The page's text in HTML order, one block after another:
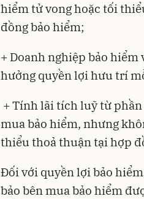
hiểm tử vong hoặc tối
đồng bảo hiểm;
+ Doanh nghiệp bảo
hưởng quyền lợi hưu trí
+ Tính lãi tích luỹ từ
mua bảo hiểm, nhưng
thiểu thoả thuận tại hợp
Đối với quyền lợi bảo
bảo bên mua bảo hiểm